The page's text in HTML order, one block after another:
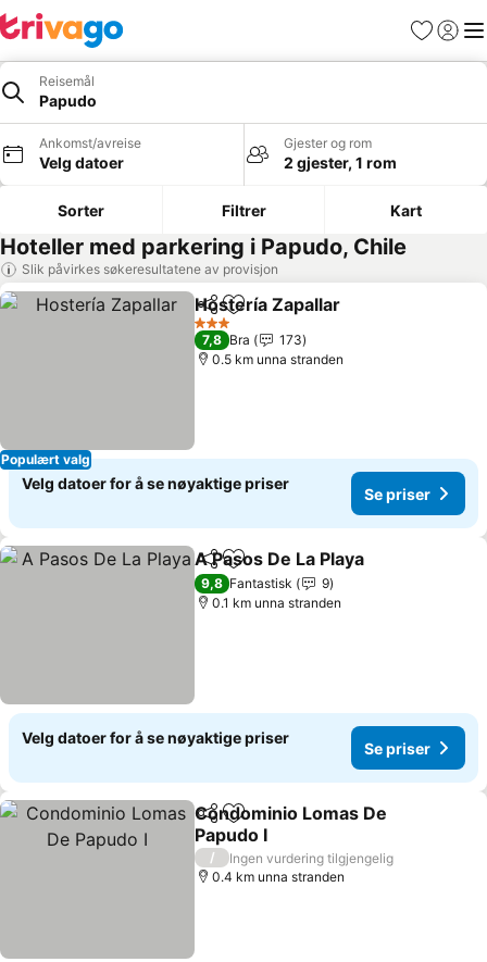
Favoritter
Logg
Reisemål
Papudo
Ankomst/avreise
Velg datoer
Gjester og rom
2 gjester, 1 rom
Sorter Filtrer Kart
Hoteller med parkering i Papudo, Chile
Slik påvirkes søkeresultatene av provisjon
Populært valg
Del Legg til i favoritter
Hostería Zapallar
3 Stjerner
7,8 Bra
173
0.5 km unna stranden
Velg datoer for å se nøyaktige priser
Se priser
Del Legg til i favoritter
A Pasos De La Playa
9,8 Fantastisk
9
0.1 km unna stranden
Velg datoer for å se nøyaktige priser
Se priser
Del Legg til i favoritter
Condominio Lomas De
Papudo I
/
Ingen vurdering tilgjengelig
0.4 km unna stranden